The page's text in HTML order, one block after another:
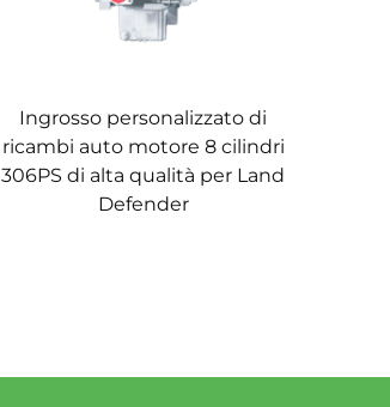
Ingrosso personalizzato di
ricambi auto motore 8 cilindri
306PS di alta qualità per Land
Defender